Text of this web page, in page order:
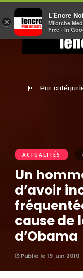
Par
ACTUALITÉS
Un
d’avoir
cause de
d’Obama
Publié le 19 juin 2010
×
L'Encre
Milotche
Free - In